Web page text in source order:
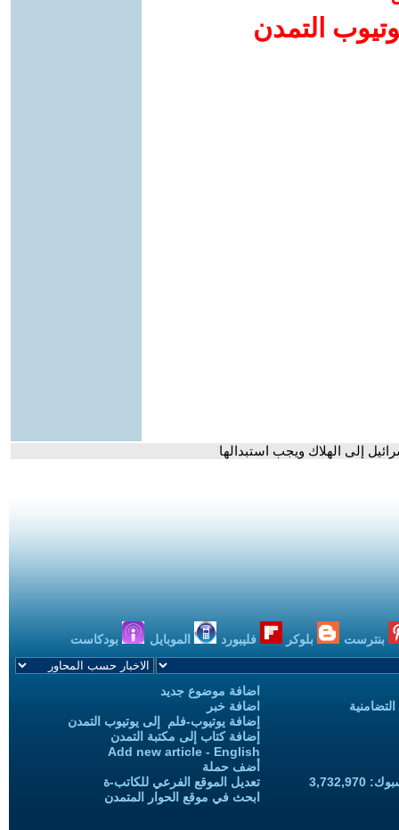
التمدن
إلى الهلاك ويجب استبدالها
بنترست بلوكر فليبورد الموبايل بودكاست
اضافة موضوع جديد
اضافة خبر
إضافة يوتيوب-فلم إلى يوتيوب التمدن
إضافة كتاب إلى مكتبة التمدن
Add new article - English
أضف حملة
تعديل الموقع الفرعي للكاتب-ة
ابحث في موقع الحوار المتمدن